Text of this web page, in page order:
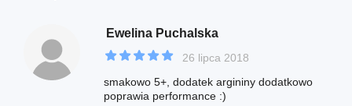
Ewelina Puchalska
26 lipca 2018
smakowo 5+, dodatek argininy dodatkowo
poprawia performance :)